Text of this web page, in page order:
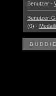
Benutzer -
Benutzer-
(0) -